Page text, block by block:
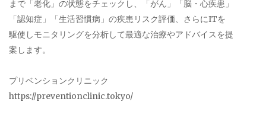
まで「老化」の状態をチェックし、「がん」「脳・心疾患」
「認知症」「生活習慣病」の疾患リスク評価、さらにITを
駆使しモニタリングを分析して最適な治療やアドバイスを提
案します。
プリベンションクリニック
https://preventionclinic.tokyo/